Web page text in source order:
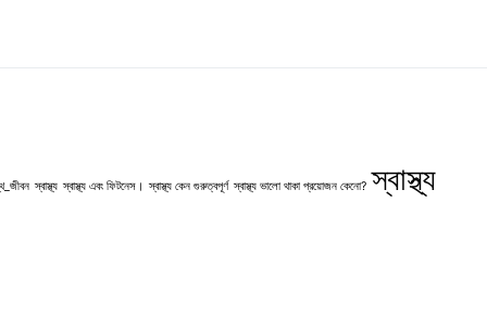
স্বাস্থ্য স্বাস্থ্য এবং ফিটনেস। স্বাস্থ্য কেন গুরুত্বপূর্ণ স্বাস্থ্য ভালো থাকা প্রয়োজন কেনো? স্বাস্থ্য